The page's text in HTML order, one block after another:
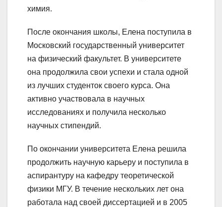
химия.
После окончания школы, Елена поступила в
Московский государственный университет
на физический факультет. В университете
она продолжила свои успехи и стала одной
из лучших студенток своего курса. Она
активно участвовала в научных
исследованиях и получила несколько
научных стипендий.
По окончании университета Елена решила
продолжить научную карьеру и поступила в
аспирантуру на кафедру теоретической
физики МГУ. В течение нескольких лет она
работала над своей диссертацией и в 2005